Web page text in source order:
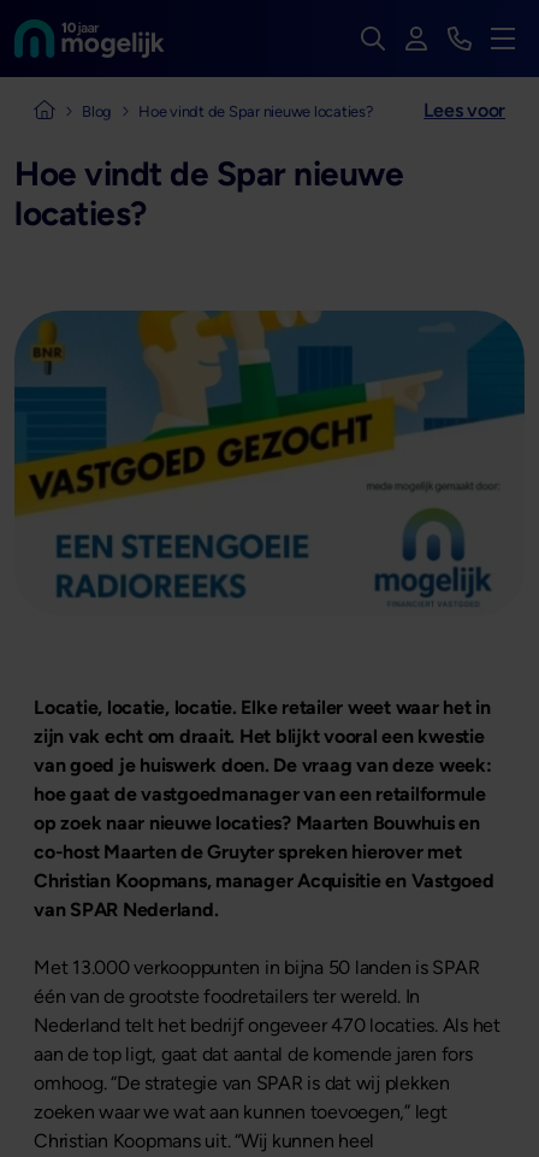
Naar de homepage van Zoek op de hele
InloggenBekijk
Menu
Naar de homepage van Mogelijk Vastgoedfinancieringen
Blog Hoe vindt de Spar nieuwe locaties? Lees voor
Hoe vindt de Spar nieuwe
locaties?
Locatie, locatie, locatie. Elke retailer weet waar het in
zijn vak echt om draait. Het blijkt vooral een kwestie
van goed je huiswerk doen. De vraag van deze week:
hoe gaat de vastgoedmanager van een retailformule
op zoek naar nieuwe locaties? Maarten Bouwhuis en
co-host Maarten de Gruyter spreken hierover met
Christian Koopmans, manager Acquisitie en Vastgoed
van SPAR Nederland.
Met 13.000 verkooppunten in bijna 50 landen is SPAR
één van de grootste foodretailers ter wereld. In
Nederland telt het bedrijf ongeveer 470 locaties. Als het
aan de top ligt, gaat dat aantal de komende jaren fors
omhoog. “De strategie van SPAR is dat wij plekken
zoeken waar we wat aan kunnen toevoegen,” legt
Christian Koopmans uit. “Wij kunnen heel